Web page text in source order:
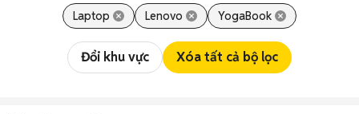
Laptop Lenovo YogaBook
Đổi khu vực Xóa tất cả bộ lọc